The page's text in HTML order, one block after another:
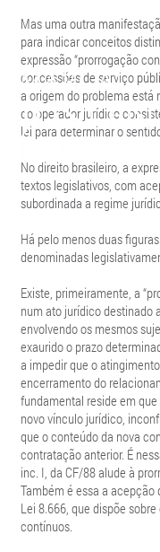
Mas uma outra
para indicar conceitos
expressão “prorrogação
concessões de serviço
a origem do problema está
do operador jurídico
lei para determinar o
No direito brasileiro, a
textos legislativos, com
subordinada a regime
Há pelo menos duas
denominadas
Existe, primeiramente, a
num ato jurídico destinado
envolvendo os mesmos
exaurido o prazo
a impedir que o
encerramento do
fundamental reside em
novo vínculo jurídico,
que o conteúdo da nova
contratação anterior. É
inc. I, da CF/88 alude à
Também é essa a acepção
Lei 8.666, que dispõe
contínuos.